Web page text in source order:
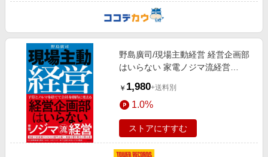
野島廣司/現場主動経営 経営企画部
はいらない 家電ノジマ流経営
￥ 1,980+送料別
1.0%
ストアにすすむ